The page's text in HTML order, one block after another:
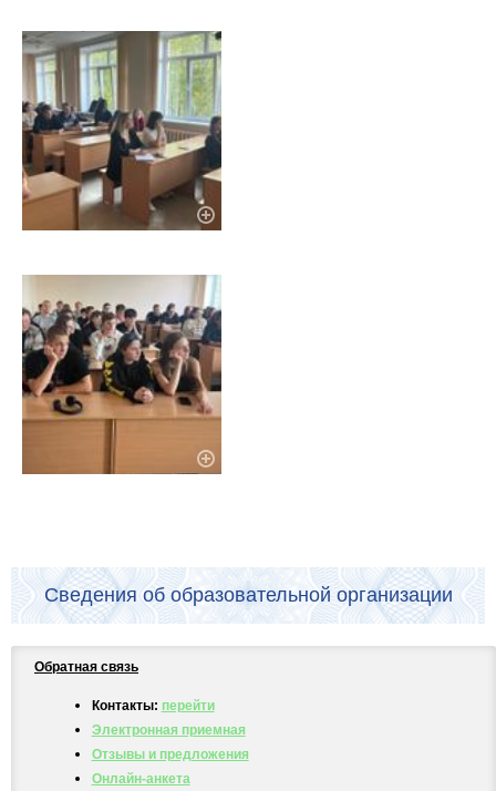
Сведения об образовательной организации
Обратная связь
Контакты: перейти
Электронная приемная
Отзывы и предложения
Онлайн-анкета